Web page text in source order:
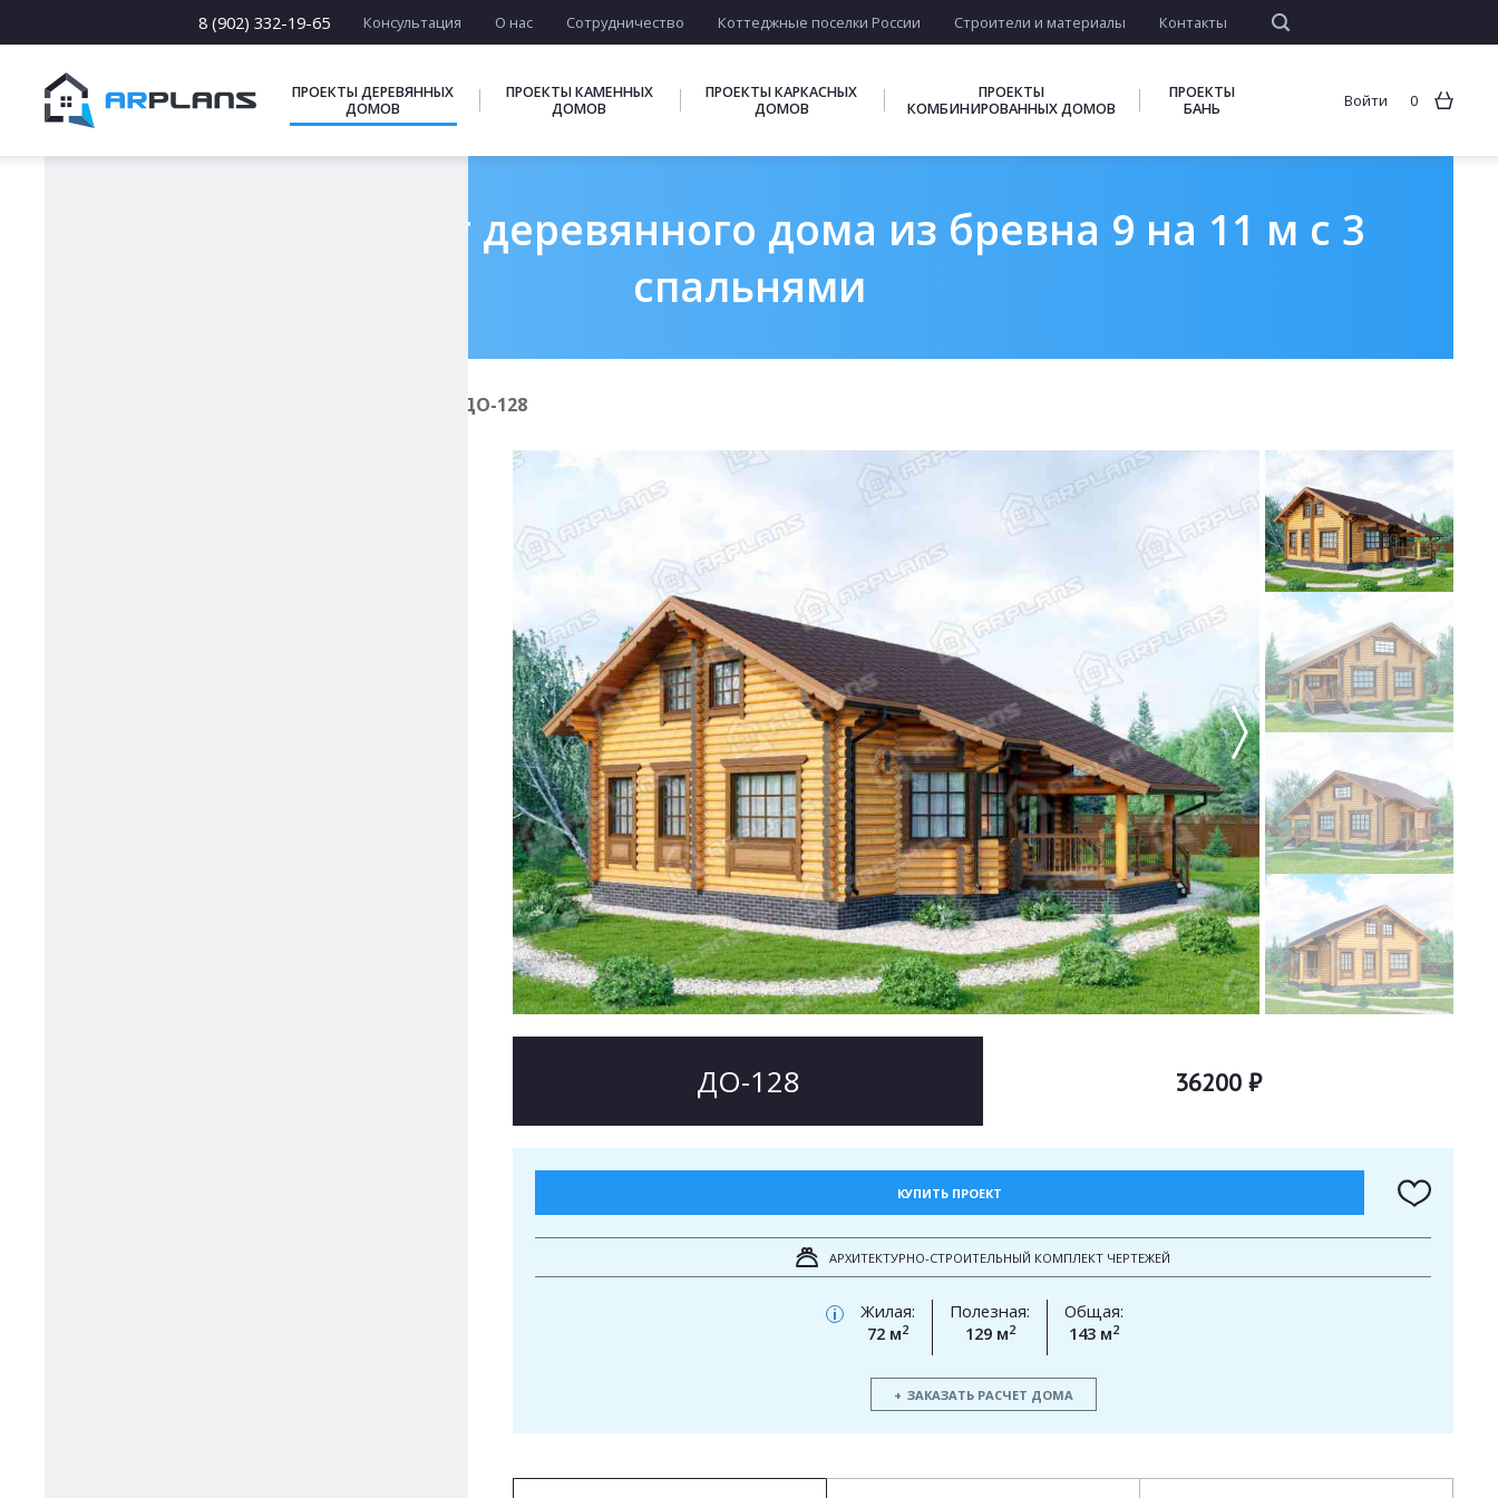
8 (902) 332-19-65 Консультация О нас Сотрудничество Коттеджные поселки России Строители и материалы Контакты
ПРОЕКТЫ ДЕРЕВЯННЫХ
ДОМОВ
ПРОЕКТЫ КАМЕННЫХ
ДОМОВ
ПРОЕКТЫ КАРКАСНЫХ
ДОМОВ
ПРОЕКТЫ
КОМБИНИРОВАННЫХ ДОМОВ
ПРОЕКТЫ
БАНЬ
Войти 0
Готовый проект деревянного дома из бревна 9 на 11 м с 3
спальнями
ДО-128
15 х [15-23]
16 х [16-20]
ПОДБОРКИ
ДО-128 36200 ₽
КУПИТЬ ПРОЕКТ
АРХИТЕКТУРНО-СТРОИТЕЛЬНЫЙ КОМПЛЕКТ ЧЕРТЕЖЕЙ
i
Жилая:
72 м2
Полезная:
129 м2
Общая:
143 м2
ЗАКАЗАТЬ РАСЧЕТ ДОМА